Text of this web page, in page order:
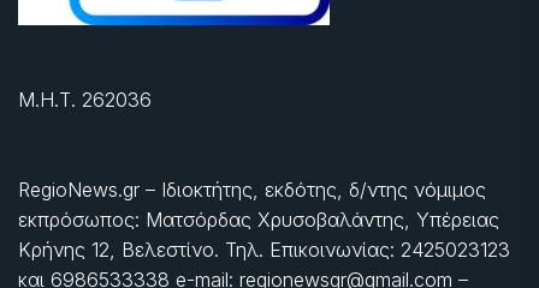
Μ.Η.Τ. 262036
RegioNews.gr – Ιδιοκτήτης, εκδότης, δ/ντης νόμιμος
εκπρόσωπος: Ματσόρδας Χρυσοβαλάντης, Υπέρειας
Κρήνης 12, Βελεστίνο. Τηλ. Επικοινωνίας: 2425023123
και 6986533338 e-mail: regionewsgr@gmail.com –